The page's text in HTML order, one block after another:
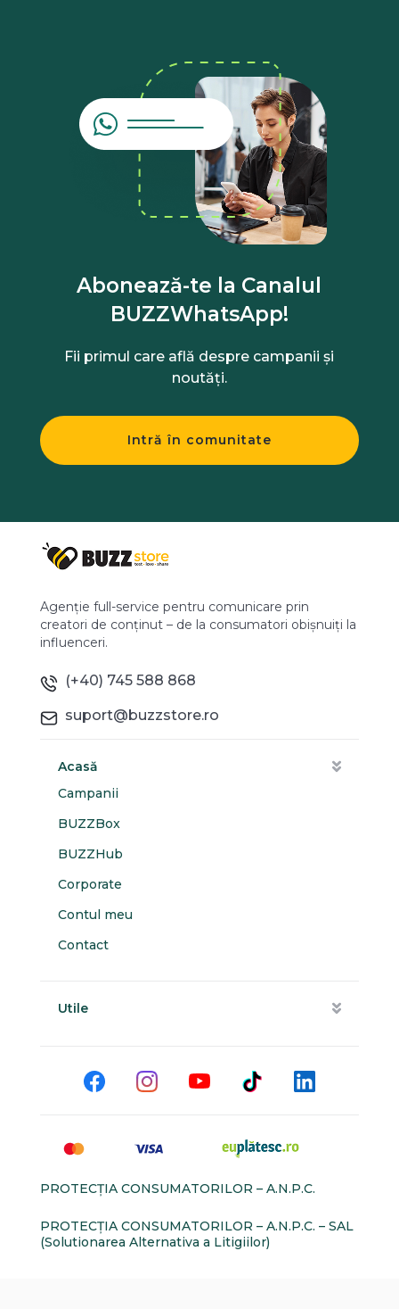
Abonează-te la Canalul
BUZZWhatsApp!
Fii primul care află despre campanii și
noutăți.
Intră în comunitate
Agenție full-service pentru comunicare prin
creatori de conținut – de la consumatori obișnuiți la
influenceri.
(+40) 745 588 868
suport@buzzstore.ro
Acasă
Campanii
BUZZBox
BUZZHub
Corporate
Contul meu
Contact
Utile
PROTECŢIA CONSUMATORILOR – A.N.P.C.
PROTECŢIA CONSUMATORILOR – A.N.P.C. – SAL
(Solutionarea Alternativa a Litigiilor)